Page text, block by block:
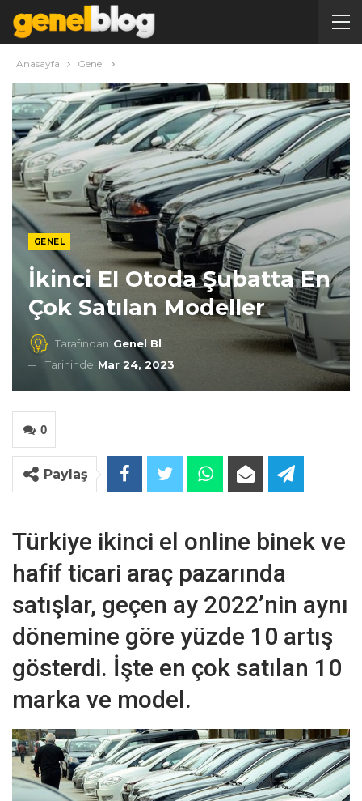
Anasayfa Genel
GENEL
İkinci El Otoda Şubatta En
Çok Satılan Modeller
Tarafından Genel Blog
Tarihinde Mar 24, 2023
0
Paylaş
Türkiye ikinci el online binek ve
hafif ticari araç pazarında
satışlar, geçen ay 2022’nin aynı
dönemine göre yüzde 10 artış
gösterdi. İşte en çok satılan 10
marka ve model.